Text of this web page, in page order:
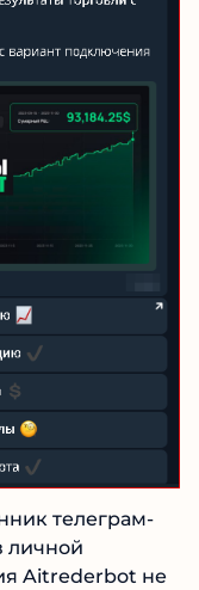
телеграм-
личной